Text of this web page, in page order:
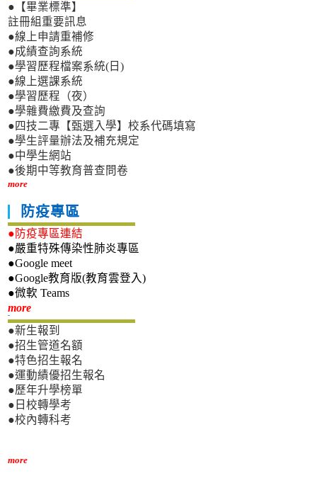
●【畢業標準】
註冊組重要訊息
●線上申請重補修
●成績查詢系統
●學習歷程檔案系統(日)
●線上選課系統
●學習歷程（夜）
●學雜費繳費及查詢
●四技二專【甄選入學】校系代碼填寫
●學生評量辦法及補充規定
●中學生網站
●後期中等教育普查問卷
more
防疫專區
●防疫專區連結
●嚴重特殊傳染性肺炎專區
●Google meet
●Google教育版(教育雲登入)
●微軟 Teams
more新生專區
●新生報到
●招生管道名額
●特色招生報名
●運動績優招生報名
●歷年升學榜單
●日校轉學考
●校內轉科考
more